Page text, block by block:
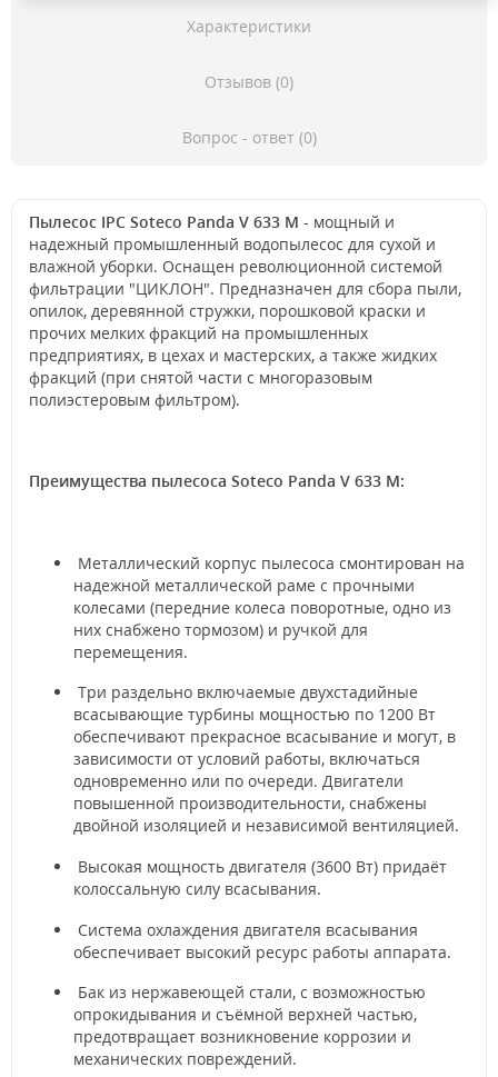
Характеристики
Отзывов (0)
Вопрос - ответ (0)
Пылесос IPC Soteco Panda V 633 M - мощный и
надежный промышленный водопылесос для сухой и
влажной уборки. Оснащен революционной системой
фильтрации "ЦИКЛОН". Предназначен для сбора пыли,
опилок, деревянной стружки, порошковой краски и
прочих мелких фракций на промышленных
предприятиях, в цехах и мастерских, а также жидких
фракций (при снятой части с многоразовым
полиэстеровым фильтром).
Преимущества пылесоса Soteco Panda V 633 M:
Металлический корпус пылесоса смонтирован на
надежной металлической раме с прочными
колесами (передние колеса поворотные, одно из
них снабжено тормозом) и ручкой для
перемещения.
Три раздельно включаемые двухстадийные
всасывающие турбины мощностью по 1200 Вт
обеспечивают прекрасное всасывание и могут, в
зависимости от условий работы, включаться
одновременно или по очереди. Двигатели
повышенной производительности, снабжены
двойной изоляцией и независимой вентиляцией.
Высокая мощность двигателя (3600 Вт) придаёт
колоссальную силу всасывания.
Система охлаждения двигателя всасывания
обеспечивает высокий ресурс работы аппарата.
Бак из нержавеющей стали, с возможностью
опрокидывания и съёмной верхней частью,
предотвращает возникновение коррозии и
механических повреждений.